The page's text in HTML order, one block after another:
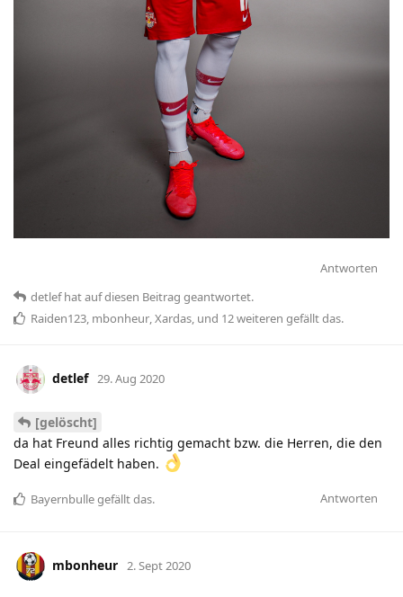
Antworten
detlef hatauf diesen Beitrag geantwortet.
Raiden123, mbonheur,Xardas, und 12weiteren gefällt das.
detlef 29. Aug 2020
[gelöscht]
da hat Freund alles richtig gemacht bzw. die Herren, die den
Deal eingefädelt haben.
Antworten
Bayernbullegefällt das.
mbonheur 2. Sept 2020